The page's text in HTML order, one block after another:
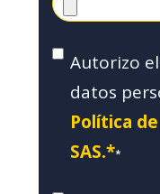
Autorizo
datos
Política
SAS.**